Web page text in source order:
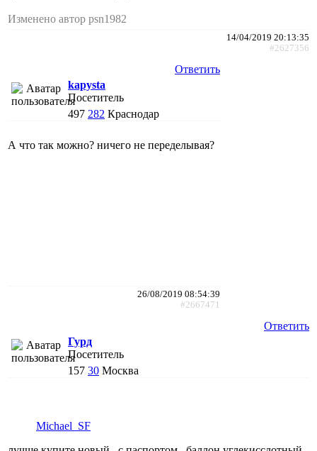
Изменено автор psn1982
14/04/2019 20:13:35
#2627356
Ответить
kapysta
Посетитель
497 282 Краснодар
А что так можно? ничего не переделывая?
26/08/2019 08:54:39
#2667471
Ответить
Гурд
Посетитель
157 30 Москва
Michael_SF